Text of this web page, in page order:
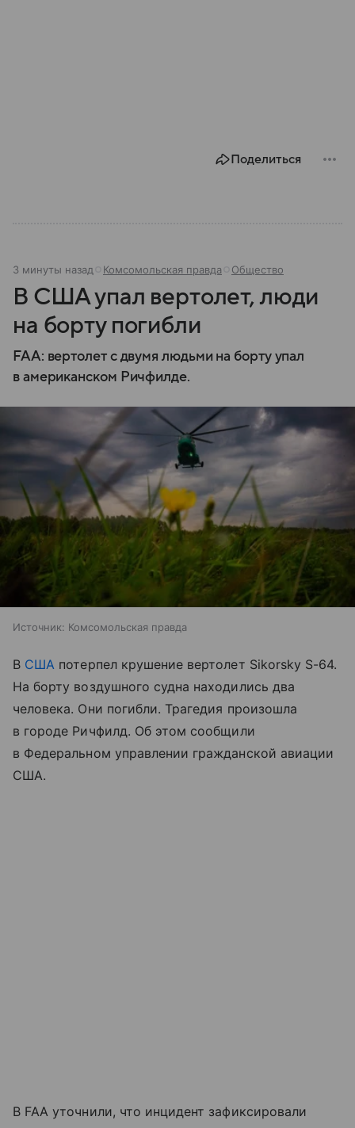
Поделиться
3 минуты назад Комсомольская правда Общество
В США упал вертолет, люди
на борту погибли
FAA: вертолет с двумя людьми на борту упал
в американском Ричфилде.
Источник: Комсомольская правда
В США потерпел крушение вертолет Sikorsky S-64.
На борту воздушного судна находились два
человека. Они погибли. Трагедия произошла
в городе Ричфилд. Об этом сообщили
в Федеральном управлении гражданской авиации
США.
В FAA уточнили, что инцидент зафиксировали